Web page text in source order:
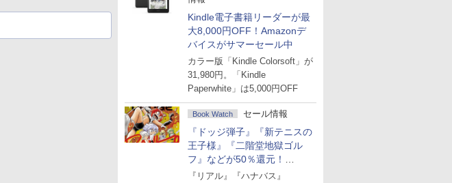
Kindle電子書籍リーダーが最
大8,000円OFF！Amazonデ
バイスがサマーセール中
カラー版「Kindle Colorsoft」が
31,980円。「Kindle
Paperwhite」は5,000円OFF
Book Watch セール情報
『ドッジ弾子』『新テニスの
王子様』『二階堂地獄ゴル
フ』などが50％還元！
Amazonマンガ週末セール
『リアル』『ハナバス』